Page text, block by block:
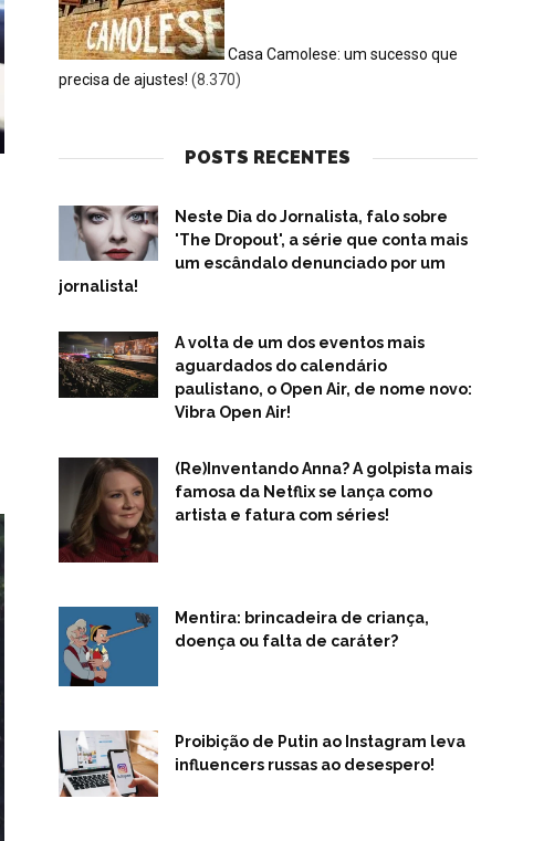
Casa Camolese: um sucesso que
precisa de ajustes! (8.370)
POSTS RECENTES
Neste Dia do Jornalista, falo sobre
'The Dropout', a série que conta mais
um escândalo denunciado por um
jornalista!
A volta de um dos eventos mais
aguardados do calendário
paulistano, o Open Air, de nome novo:
Vibra Open Air!
(Re)Inventando Anna? A golpista mais
famosa da Netflix se lança como
artista e fatura com séries!
Mentira: brincadeira de criança,
doença ou falta de caráter?
Proibição de Putin ao Instagram leva
influencers russas ao desespero!